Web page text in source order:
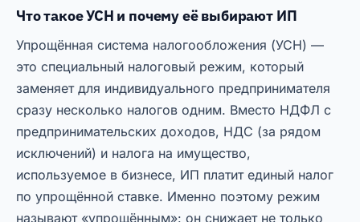
Что такое УСН и почему её выбирают ИП
Упрощённая система налогообложения (УСН) —
это специальный налоговый режим, который
заменяет для индивидуального предпринимателя
сразу несколько налогов одним. Вместо НДФЛ с
предпринимательских доходов, НДС (за рядом
исключений) и налога на имущество,
используемое в бизнесе, ИП платит единый налог
по упрощённой ставке. Именно поэтому режим
называют «упрощённым»: он снижает не только